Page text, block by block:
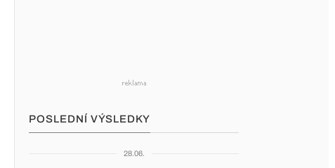
POSLEDNÍ VÝSLEDKY
28.06.